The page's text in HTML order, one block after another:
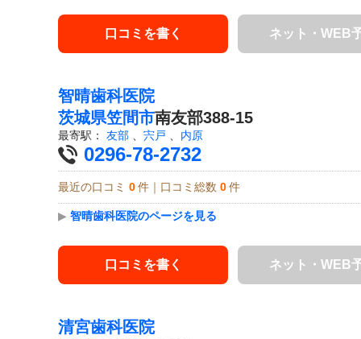
口コミを書く ネット・WEB
智晴歯科医院
茨城県笠間市南友部388-15
最寄駅： 友部 宍戸 内原
0296-78-2732
最近の口コミ 0 件｜口コミ総数 0 件
▶ 智晴歯科医院のページを見る
口コミを書く ネット・WEB
清宮歯科医院